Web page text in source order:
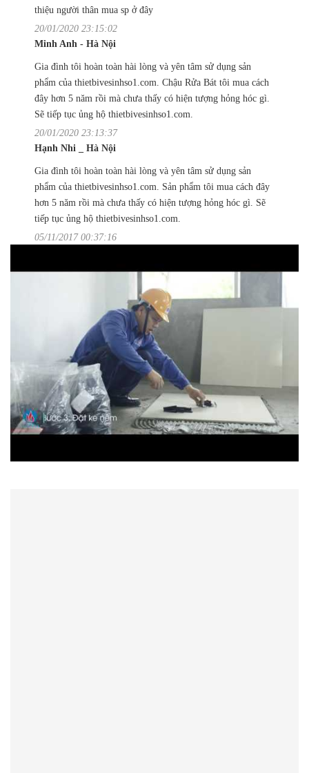
thiệu người thân mua sp ở đây
20/01/2020 23:15:02
Minh Anh - Hà Nội
Gia đình tôi hoàn toàn hài lòng và yên tâm sử dụng sản
phẩm của thietbivesinhso1.com. Chậu Rửa Bát tôi mua cách
đây hơn 5 năm rồi mà chưa thấy có hiện tượng hỏng hóc gì.
Sẽ tiếp tục ủng hộ thietbivesinhso1.com.
20/01/2020 23:13:37
Hạnh Nhi _ Hà Nội
Gia đình tôi hoàn toàn hài lòng và yên tâm sử dụng sản
phẩm của thietbivesinhso1.com. Sản phẩm tôi mua cách đây
hơn 5 năm rồi mà chưa thấy có hiện tượng hỏng hóc gì. Sẽ
tiếp tục ủng hộ thietbivesinhso1.com.
05/11/2017 00:37:16